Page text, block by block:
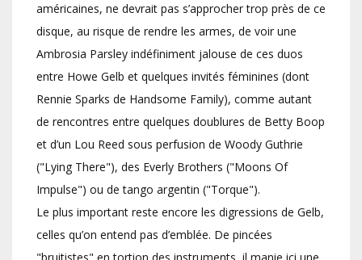
américaines, ne devrait pas s’approcher trop près de ce
disque, au risque de rendre les armes, de voir une
Ambrosia Parsley indéfiniment jalouse de ces duos
entre Howe Gelb et quelques invités féminines (dont
Rennie Sparks de Handsome Family), comme autant
de rencontres entre quelques doublures de Betty Boop
et d’un Lou Reed sous perfusion de Woody Guthrie
("Lying There"), des Everly Brothers ("Moons Of
Impulse") ou de tango argentin ("Torque").
Le plus important reste encore les digressions de Gelb,
celles qu’on entend pas d’emblée. De pincées